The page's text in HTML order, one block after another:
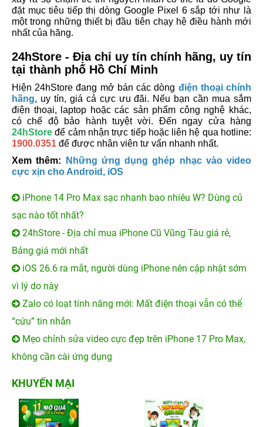
đặt mục tiêu tiếp thị dòng Google Pixel 6 sắp tới như là
một trong những thiết bị đầu tiên chạy hệ điều hành mới
nhất của hãng.
24hStore - Địa chỉ uy tín chính hãng, uy tín
tại thành phố Hồ Chí Minh
Hiện 24hStore đang mở bán các dòng điện thoại chính
hãng, uy tín, giá cả cực ưu đãi. Nếu bạn cần mua sắm
điện thoại, laptop hoặc các sản phẩm công nghệ khác,
có chế độ bảo hành tuyệt vời. Đến ngay cửa hàng
24hStore để cảm nhận trực tiếp hoặc liên hệ qua hotline:
1900.0351 để được nhân viên tư vấn nhanh nhất.
Xem thêm:
Những ứng dụng ghép nhạc vào video
cực xịn cho Android, iOS
iPhone 14 Pro Max sạc nhanh bao nhiêu W? Dùng củ
sạc nào tốt nhất?
24hStore - Địa chỉ mua iPhone Cũ Vũng Tàu giá rẻ,
Bảng giá mới nhất
iOS 26.6 ra mắt, người dùng iPhone nên cập nhật sớm
vì lý do này
Zalo có loạt tính năng mới: Mất điện thoại vẫn có thể
“cứu” tin nhắn
Mẹo chỉnh sửa video cực đẹp trên iPhone 17 Pro Max,
không cần cài ứng dụng
KHUYẾN MẠI